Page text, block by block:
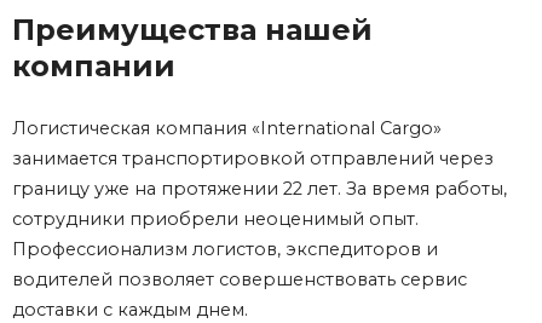
Преимущества нашей
компании
Логистическая компания «International Cargo»
занимается транспортировкой отправлений через
границу уже на протяжении 22 лет. За время работы,
сотрудники приобрели неоценимый опыт.
Профессионализм логистов, экспедиторов и
водителей позволяет совершенствовать сервис
доставки с каждым днем.